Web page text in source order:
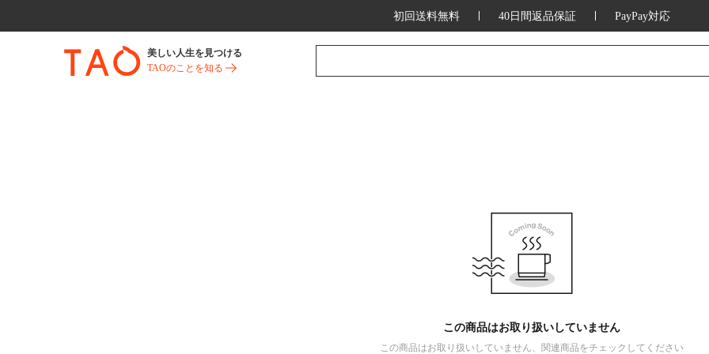
初回送料無料 40日間返品保証 PayPay対応
美しい人生を見つける
TAOのことを知る
この商品はお取り扱いしていません
この商品はお取り扱いしていません、関連商品をチェックしてください